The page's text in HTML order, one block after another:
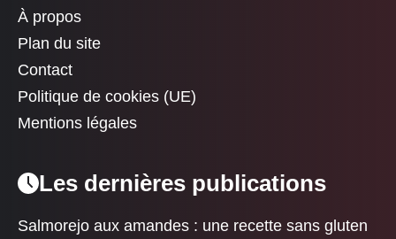
À propos
Plan du site
Contact
Politique de cookies (UE)
Mentions légales
Les dernières publications
Salmorejo aux amandes : une recette sans gluten